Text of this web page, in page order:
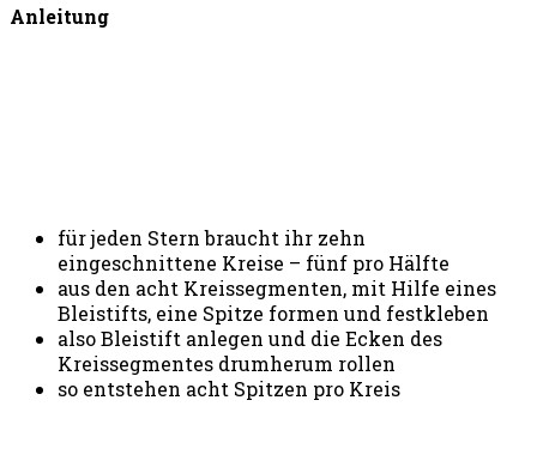
Anleitung
für jeden Stern braucht ihr zehn
eingeschnittene Kreise – fünf pro Hälfte
aus den acht Kreissegmenten, mit Hilfe eines
Bleistifts, eine Spitze formen und festkleben
also Bleistift anlegen und die Ecken des
Kreissegmentes drumherum rollen
so entstehen acht Spitzen pro Kreis